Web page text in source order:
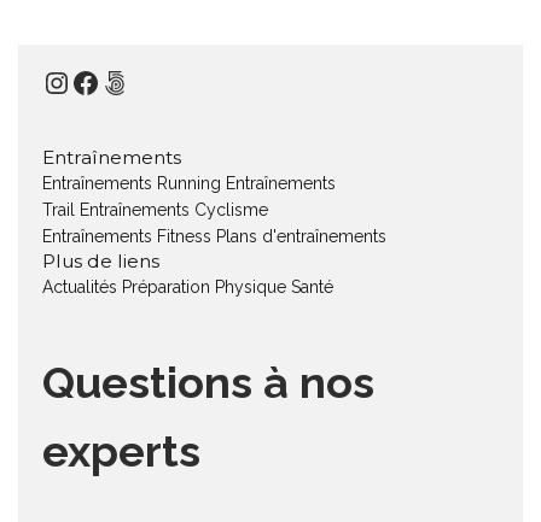
Instagram
Facebook
500px
Entraînements
Entraînements Running Entraînements
Trail
Entraînements Cyclisme
Entraînements Fitness Plans d'entraînements
Plus de liens
Actualités Préparation Physique Santé
Questions à nos
experts